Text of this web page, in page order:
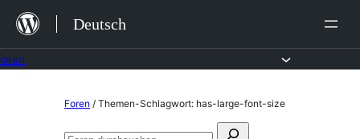
Zum
Inhalt
springen
Deutsch
Foren / Themen-Schlagwort: has-large-font-size
Suchen